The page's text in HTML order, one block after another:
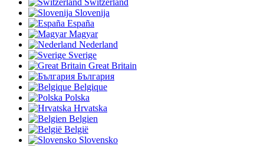
Slovenija
España
Magyar
Nederland
Sverige
Great Britain
България
Belgique
Polska
Hrvatska
Belgien
België
Slovensko